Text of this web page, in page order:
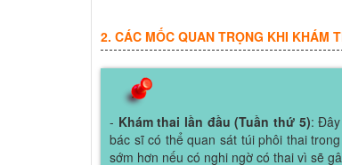
2. CÁC MỐC QUAN TRỌNG KHI KHÁM
- Khám thai lần đầu (Tuần thứ 5):
bác sĩ có thể quan sát túi phôi thai
sớm hơn nếu có nghi ngờ có thai vì sẽ